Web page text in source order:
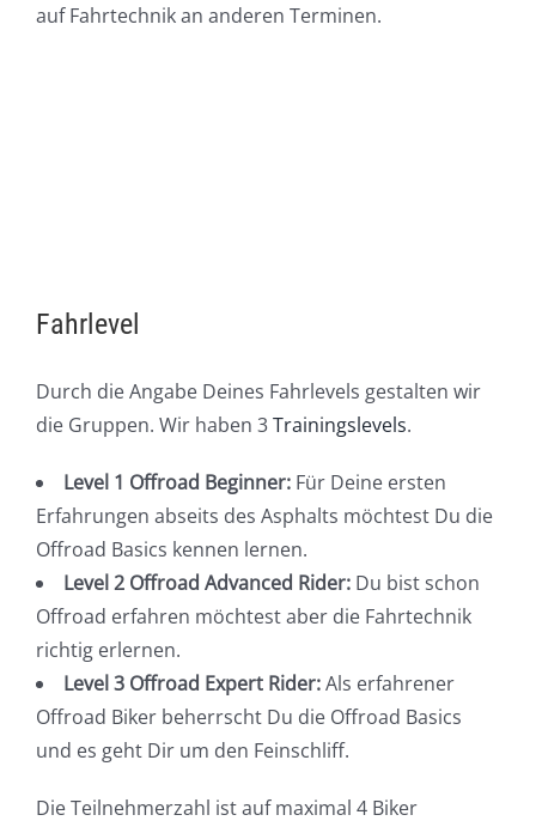
auf Fahrtechnik an anderen Terminen.
Fahrlevel
Durch die Angabe Deines Fahrlevels gestalten wir
die Gruppen. Wir haben 3Trainingslevels.
Level 1 Offroad Beginner: Für Deine ersten
Erfahrungen abseits des Asphalts möchtest Du die
Offroad Basics kennen lernen.
Level 2 Offroad Advanced Rider: Du bist schon
Offroad erfahren möchtest aber die Fahrtechnik
richtig erlernen.
Level 3 Offroad Expert Rider:Als erfahrener
Offroad Biker beherrscht Du die Offroad Basics
und es geht Dir um den Feinschliff.
Die Teilnehmerzahl ist auf maximal 4 Biker